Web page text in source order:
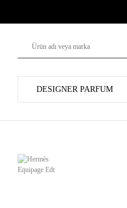
DESIGNER PARFUM